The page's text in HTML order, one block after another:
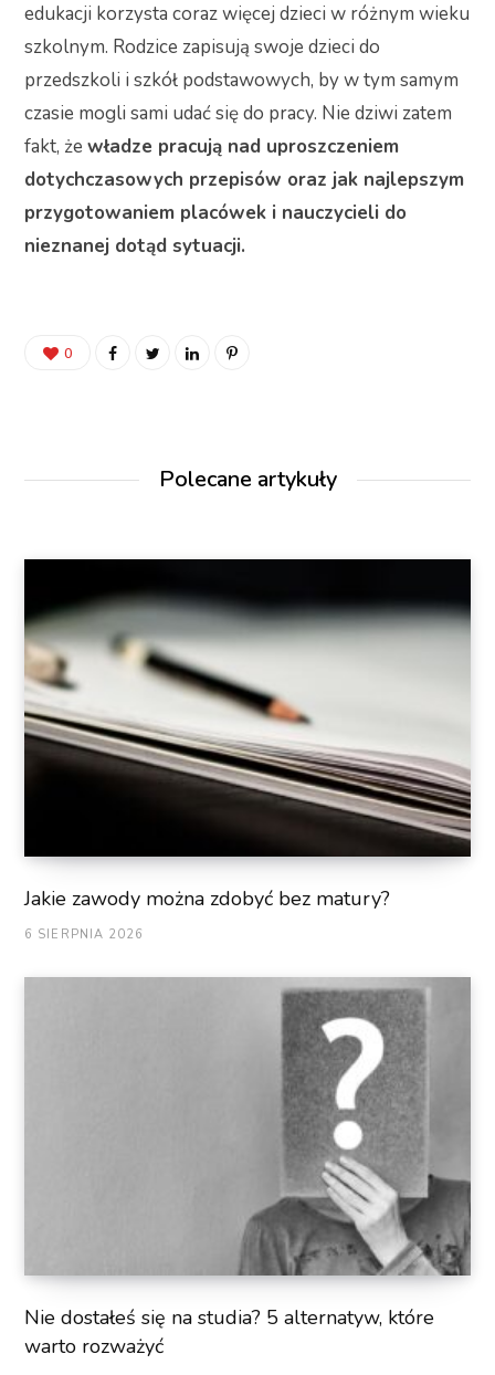
edukacji korzysta coraz więcej dzieci w różnym wieku
szkolnym. Rodzice zapisują swoje dzieci do
przedszkoli i szkół podstawowych, by w tym samym
czasie mogli sami udać się do pracy. Nie dziwi zatem
fakt, że władze pracują nad uproszczeniem
dotychczasowych przepisów oraz jak najlepszym
przygotowaniem placówek i nauczycieli do
nieznanej dotąd sytuacji.
0
Polecane artykuły
Jakie zawody można zdobyć bez matury?
6 SIERPNIA 2026
Nie dostałeś się na studia? 5 alternatyw, które
warto rozważyć